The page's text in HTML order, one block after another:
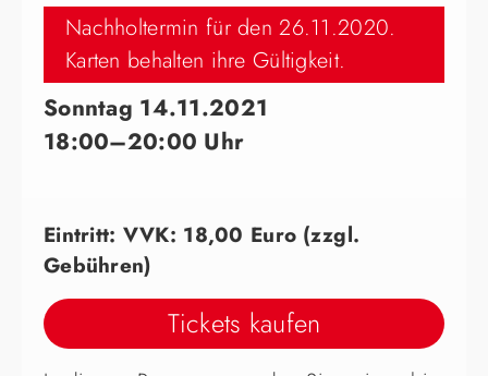
Nachholtermin für den 26.11.2020.
Karten behalten ihre Gültigkeit.
Sonntag 14.11.2021
18:00–20:00 Uhr
Eintritt: VVK: 18,00 Euro (zzgl.
Gebühren)
Tickets kaufen